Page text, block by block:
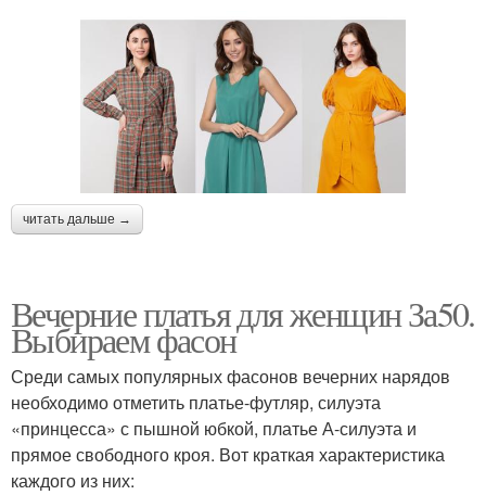
читать дальше →
Вечерние платья для женщин За50.
Выбираем фасон
Среди самых популярных фасонов вечерних нарядов
необходимо отметить платье-футляр, силуэта
«принцесса» с пышной юбкой, платье А-силуэта и
прямое свободного кроя. Вот краткая характеристика
каждого из них: